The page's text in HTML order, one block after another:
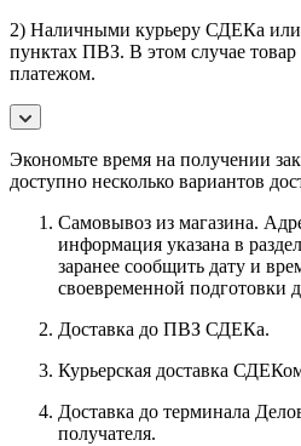
2) Наличными курьеру СДЕКа или
пунктах ПВЗ. В этом случае
платежом.
Экономьте время на получении
доступно несколько вариантов
Самовывоз из магазина.
информация указана в
заранее сообщить дату и
своевременной подготовки
Доставка до ПВЗ СДЕКа.
Курьерская доставка
Доставка до терминала
получателя.